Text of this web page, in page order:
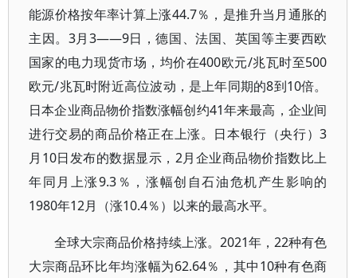
能源价格按年率计算上涨44.7％，是推升当月通胀的
主因。3月3——9日，德国、法国、英国等主要西欧
国家的电力现货市场，均价在400欧元/兆瓦时至500
欧元/兆瓦时附近高位波动，是上年同期的8到10倍。
日本企业商品物价指数涨幅创约41年来最高，企业间
进行交易的商品价格正在上涨。日本银行（央行）3
月10日发布的数据显示，2月企业商品物价指数比上
年同月上涨9.3％，涨幅创自石油危机产生影响的
1980年12月（涨10.4％）以来的最高水平。
全球大宗商品价格持续上涨。2021年，22种有色
大宗商品环比年均涨幅为62.64％，其中10种有色商